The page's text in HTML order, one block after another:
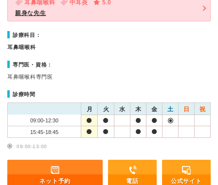
耳鼻咽喉科 中耳炎
5.0
親身な先生
診療科目：
耳鼻咽喉科
専門医・資格：
耳鼻咽喉科専門医
診療時間
月 火 水 木 金 土 日 祝
09:00-12:30
15:45-18:45
09:00-13:00
ネット予約 電話 公式サイト